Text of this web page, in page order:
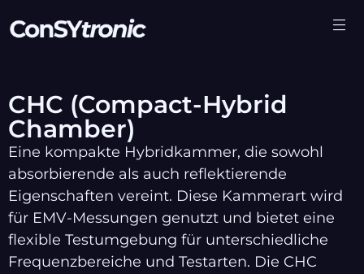
CHC (Compact-Hybrid
Chamber)
Eine kompakte Hybridkammer, die sowohl
absorbierende als auch reflektierende
Eigenschaften vereint. Diese Kammerart wird
für EMV-Messungen genutzt und bietet eine
flexible Testumgebung für unterschiedliche
Frequenzbereiche und Testarten. Die CHC